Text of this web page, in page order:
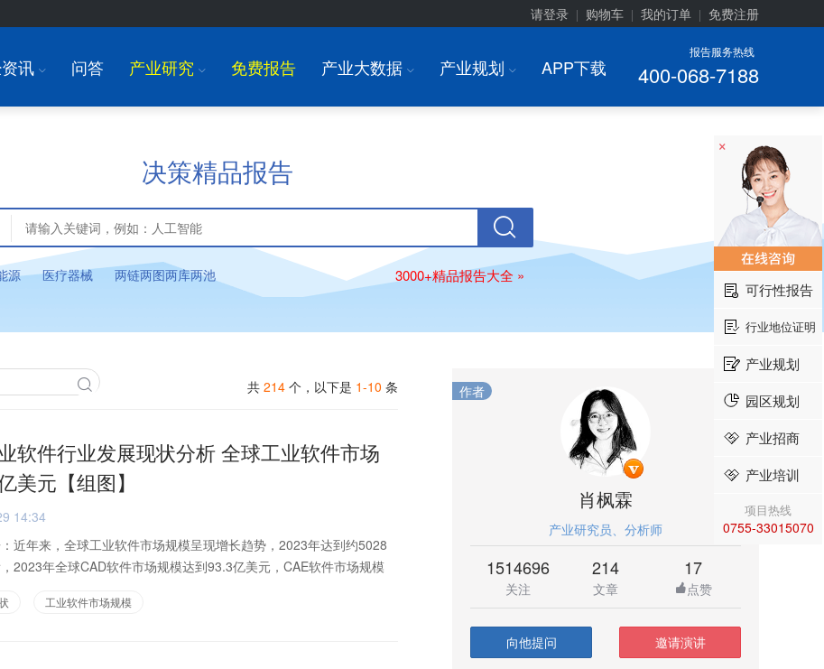
请登录 购物车 我的订单 免费注册
报告服务热线
400-068-7188
讯 I 问答 产业研究 I 免费报告 产业大数据 I 产业规划 I APP下载
决策精品报告
源 医疗器械 两链两图两库两池 3000+精品报告大全 »
共 214 个，以下是 1-10 条
软件行业发展现状分析 全球工业软件市场
美元【组图】
14:34
近年来，全球工业软件市场规模呈现增长趋势，2023年达到约5028
2023年全球CAD软件市场规模达到93.3亿美元，CAE软件市场规模
工业软件市场规模
作者
肖枫霖
产业研究员、分析师
1514696
关注
214
文章
17
点赞
向他提问 邀请演讲
×
可行性报告
行业地位证明
产业规划
园区规划
产业招商
产业培训
项目热线
0755-33015070